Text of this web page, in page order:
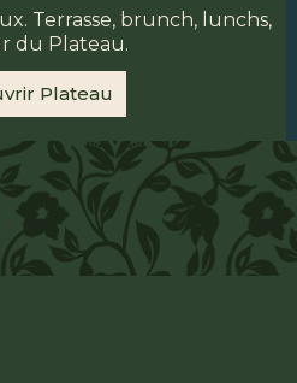
Terrasse, brunch, lunchs,
du Plateau.
Plateau